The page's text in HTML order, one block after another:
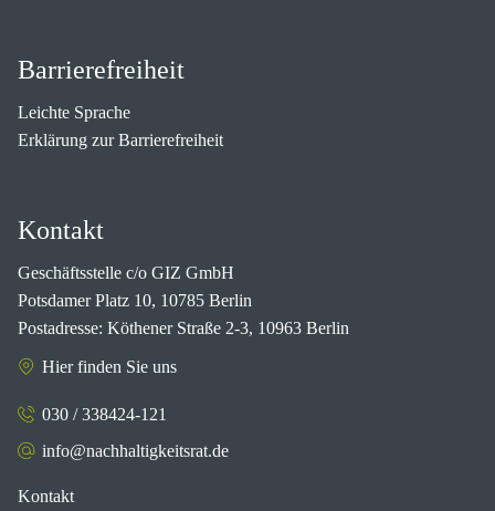
Barrierefreiheit
Leichte Sprache
Erklärung zur Barrierefreiheit
Kontakt
Geschäftsstelle c/o GIZ GmbH
Potsdamer Platz 10, 10785 Berlin
Postadresse: Köthener Straße 2-3, 10963 Berlin
Hier finden Sie uns
030 / 338424-121
info@nachhaltigkeitsrat.de
Kontakt